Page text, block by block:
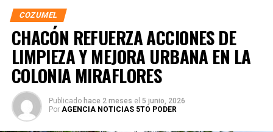
COZUMEL
CHACÓN REFUERZA ACCIONES DE
LIMPIEZA Y MEJORA URBANA EN LA
COLONIA MIRAFLORES
Publicado hace 2 meses el 5 junio, 2026
Por AGENCIA NOTICIAS 5TO PODER